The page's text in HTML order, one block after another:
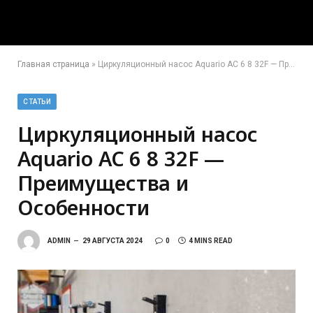
Главная страница » Циркуляционный насос Aquario AC 6 8 32F — Преимущества и Особенности
СТАТЬИ
Циркуляционный насос
Aquario AC 6 8 32F —
Преимущества и
Особенности
ADMIN 29 АВГУСТА 2024 0 4 MINS READ